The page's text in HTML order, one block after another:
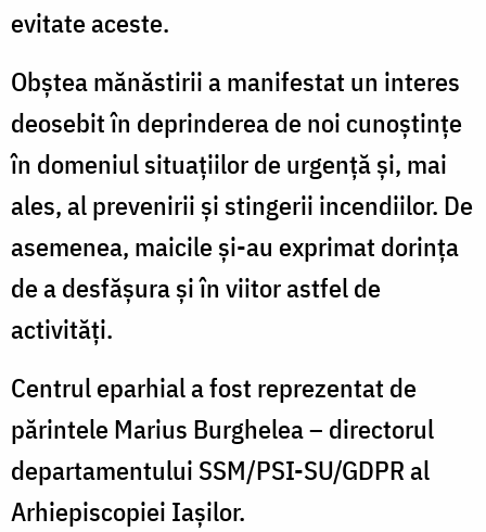
evitate aceste.
Obștea mănăstirii a manifestat un interes
deosebit în deprinderea de noi cunoștințe
în domeniul situațiilor de urgență și, mai
ales, al prevenirii și stingerii incendiilor. De
asemenea, maicile și-au exprimat dorința
de a desfășura și în viitor astfel de
activități.
Centrul eparhial a fost reprezentat de
părintele Marius Burghelea – directorul
departamentului SSM/PSI-SU/GDPR al
Arhiepiscopiei Iașilor.